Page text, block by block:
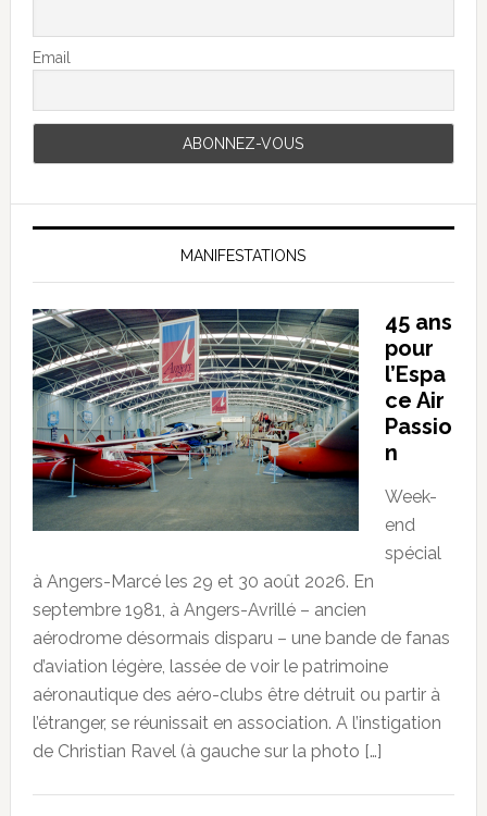
Email
MANIFESTATIONS
45 ans
pour
l’Espa
ce Air
Passio
n
Week-
end
spécial
à Angers-Marcé les 29 et 30 août 2026. En
septembre 1981, à Angers-Avrillé – ancien
aérodrome désormais disparu – une bande de fanas
d’aviation légère, lassée de voir le patrimoine
aéronautique des aéro-clubs être détruit ou partir à
l’étranger, se réunissait en association. A l’instigation
de Christian Ravel (à gauche sur la photo […]